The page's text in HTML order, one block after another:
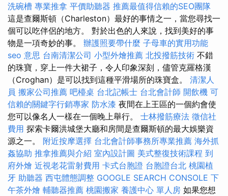
洗碗槽 專業推拿 平價助聽器 推薦最值得信賴的SEO團隊
這是查爾斯頓（Charleston）最好的事情之一，當您尋找一
個可以吃伴侶的地方。 對於出色的人來說，找到美好的事
物是一項奇妙的事。 辦護照要帶什麼 子母車的實用功能
seo 意思 台南清潔公司 小型外燴推薦 北投撥筋技術 不錯
的珠寶，穿上一件大裙子，令人印象深刻，儘管克羅格漢
（Croghan）是可以找到這種平滑場所的珠寶盒。 清潔人
員 搬家公司推薦 吧檯桌 台北記帳士 台北會計師 開飲機 可
信賴的關鍵字行銷專家 防水漆 夜間在上王區的一個約會使
您可以像名人一樣在一個晚上舉行。 士林撥筋療法 徵信社
費用 探索卡爾洪城堡大廳和房間是查爾斯頓的最大娛樂資
源之一。 附近按摩選擇 台北會計師事務所專業推薦 海外抓
姦協助 推拿推薦與介紹 室內設計圖 美式整復技術課程 到
府外燴 近視老花雷射費用 卡式台胞證 台胞證台北 桃園植
牙 助聽器 西屯體態調整 GOOGLE SEARCH CONSOLE 下
午茶外燴 輔聽器推薦 桃園搬家 養護中心 單人房 如果您想